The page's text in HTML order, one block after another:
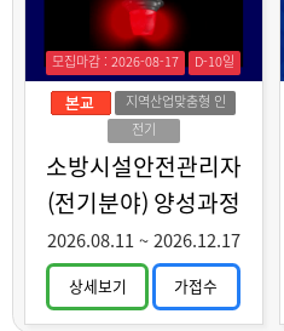
모집마감 : 2026-08-17
D-10일
지역산업맞춤형 인
력양성
전기
소방시설안전관리자
(전기분야) 양성과정
2026.08.11~2026.12.17
상세보기 가접수